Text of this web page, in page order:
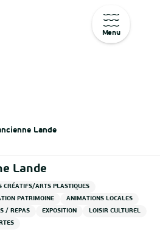
Menu
Lande
Lande
CRÉATIFS/ARTS PLASTIQUES
PATRIMOINE
ANIMATIONS LOCALES
/ REPAS EXPOSITION
LOISIR CULTUREL